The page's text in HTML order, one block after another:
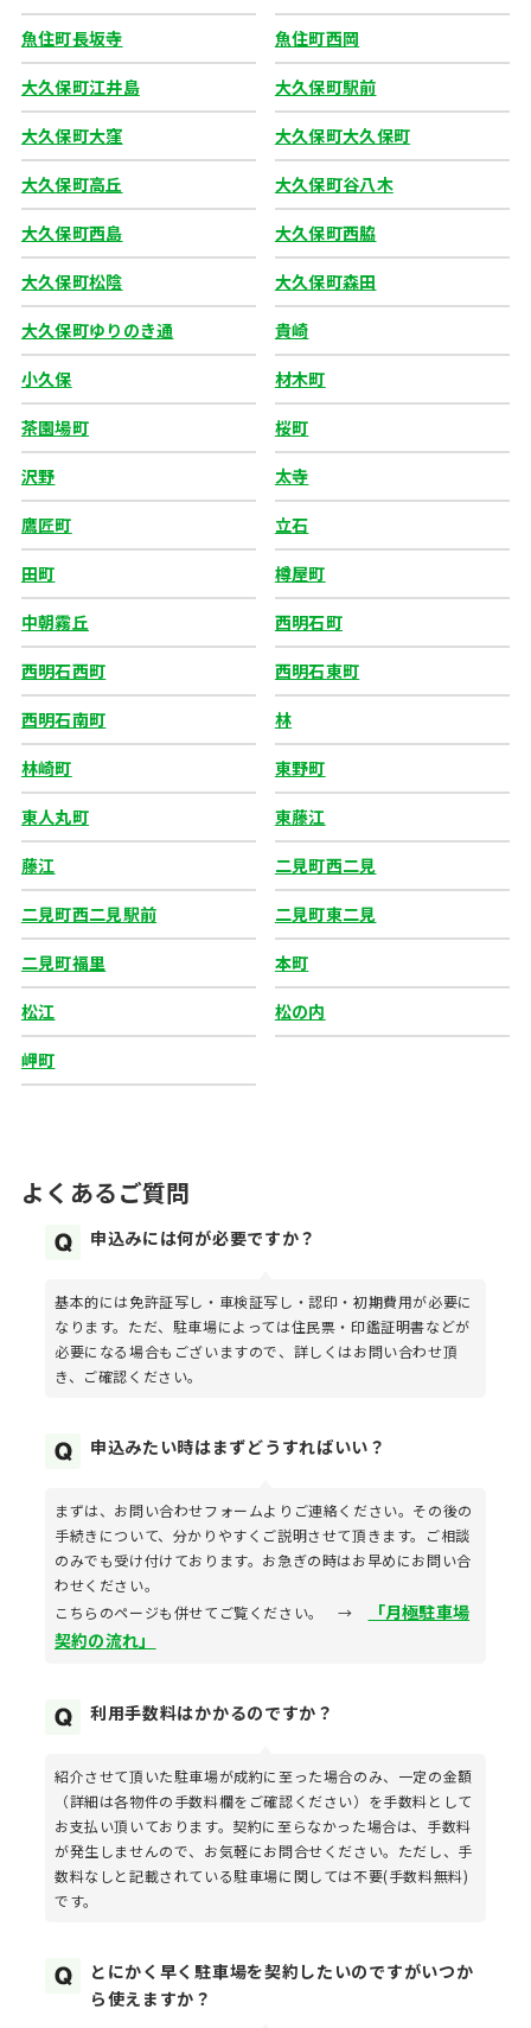
魚住町長坂寺 魚住町西岡
大久保町江井島 大久保町駅前
大久保町大窪 大久保町大久保町
大久保町高丘 大久保町谷八木
大久保町西島 大久保町西脇
大久保町松陰 大久保町森田
大久保町ゆりのき通 貴崎
小久保 材木町
茶園場町 桜町
沢野 太寺
鷹匠町 立石
田町 樽屋町
中朝霧丘 西明石町
西明石西町 西明石東町
西明石南町 林
林崎町 東野町
東人丸町 東藤江
藤江 二見町西二見
二見町西二見駅前 二見町東二見
二見町福里 本町
松江 松の内
岬町
よくあるご質問
申込みには何が必要ですか？
基本的には免許証写し・車検証写し・認印・初期費用が必要に
なります。ただ、駐車場によっては住民票・印鑑証明書などが
必要になる場合もございますので、詳しくはお問い合わせ頂
き、ご確認ください。
申込みたい時はまずどうすればいい？
まずは、お問い合わせフォームよりご連絡ください。その後の
手続きについて、分かりやすくご説明させて頂きます。ご相談
のみでも受け付けております。お急ぎの時はお早めにお問い合
わせください。
こちらのページも併せてご覧ください。 →
「月極駐車場
契約の流れ」
利用手数料はかかるのですか？
紹介させて頂いた駐車場が成約に至った場合のみ、一定の金額
（詳細は各物件の手数料欄をご確認ください）を手数料として
お支払い頂いております。契約に至らなかった場合は、手数料
が発生しませんので、お気軽にお問合せください。ただし、手
数料なしと記載されている駐車場に関しては不要(手数料無料)
です。
とにかく早く駐車場を契約したいのですがいつか
ら使えますか？